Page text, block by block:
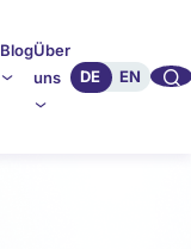
BlogÜber
uns
DE EN 🔍︎︎